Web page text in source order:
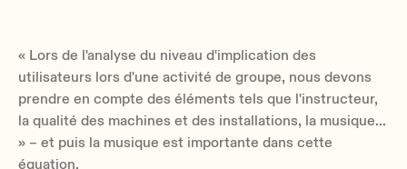
« Lors de l'analyse du niveau d'implication des
utilisateurs lors d'une activité de groupe, nous devons
prendre en compte des éléments tels que l'instructeur,
la qualité des machines et des installations, la musique…
» – et puis la musique est importante dans cette
équation.